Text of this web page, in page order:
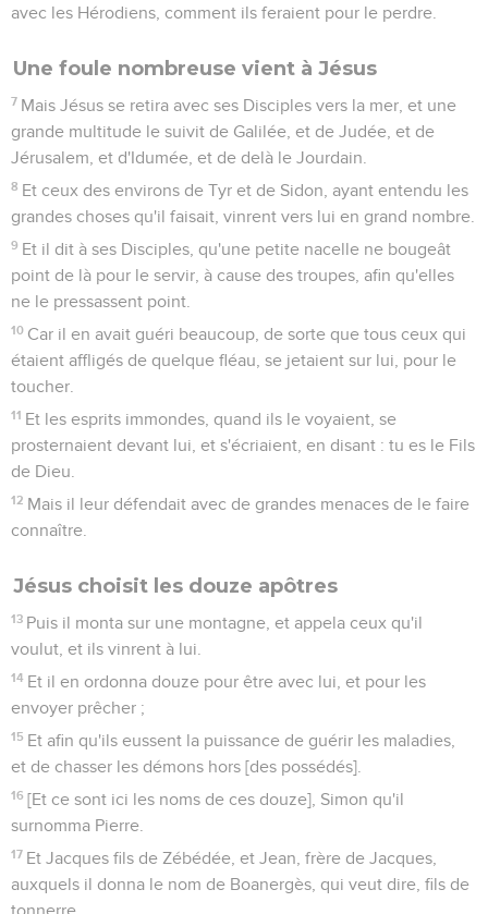
avec les Hérodiens, comment ils feraient pour le perdre.
Une foule nombreuse vient à Jésus
7 Mais Jésus se retira avec ses Disciples vers la mer, et une
grande multitude le suivit de Galilée, et de Judée, et de
Jérusalem, et d'Idumée, et de delà le Jourdain.
8 Et ceux des environs de Tyr et de Sidon, ayant entendu les
grandes choses qu'il faisait, vinrent vers lui en grand nombre.
9 Et il dit à ses Disciples, qu'une petite nacelle ne bougeât
point de là pour le servir, à cause des troupes, afin qu'elles
ne le pressassent point.
10 Car il en avait guéri beaucoup, de sorte que tous ceux qui
étaient affligés de quelque fléau, se jetaient sur lui, pour le
toucher.
11 Et les esprits immondes, quand ils le voyaient, se
prosternaient devant lui, et s'écriaient, en disant : tu es le Fils
de Dieu.
12 Mais il leur défendait avec de grandes menaces de le faire
connaître.
Jésus choisit les douze apôtres
13 Puis il monta sur une montagne, et appela ceux qu'il
voulut, et ils vinrent à lui.
14 Et il en ordonna douze pour être avec lui, et pour les
envoyer prêcher ;
15 Et afin qu'ils eussent la puissance de guérir les maladies,
et de chasser les démons hors [des possédés].
16 [Et ce sont ici les noms de ces douze], Simon qu'il
surnomma Pierre.
17 Et Jacques fils de Zébédée, et Jean, frère de Jacques,
auxquels il donna le nom de Boanergès, qui veut dire, fils de
tonnerre.